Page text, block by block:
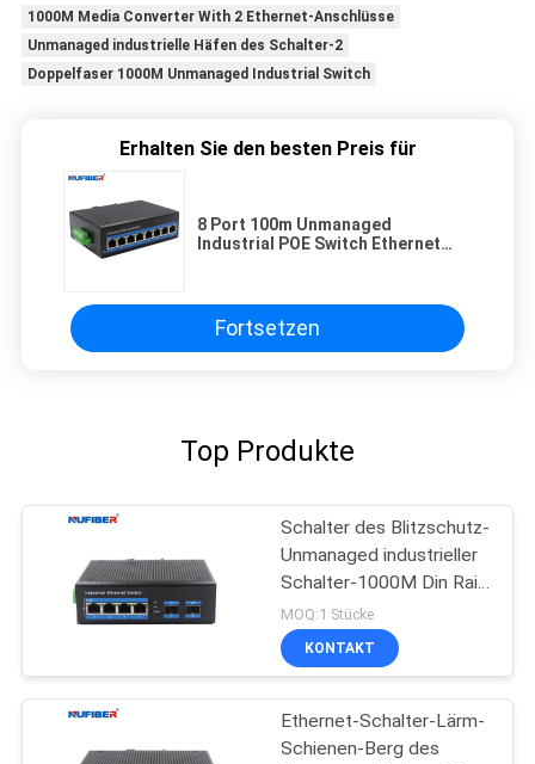
1000M Media Converter With 2 Ethernet-Anschlüsse
Unmanaged industrielle Häfen des Schalter-2
Doppelfaser 1000M Unmanaged Industrial Switch
Erhalten Sie den besten Preis für
8 Port 100m Unmanaged
Industrial POE Switch Ethernet
Fortsetzen
Top Produkte
Schalter des Blitzschutz-
Unmanaged industrieller
Schalter-1000M Din Rail
Ethernet
MOQ:1 Stücke
KONTAKT
Ethernet-Schalter-Lärm-
Schienen-Berg des